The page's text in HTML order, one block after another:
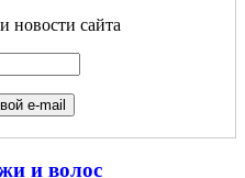
новости сайта
и волос